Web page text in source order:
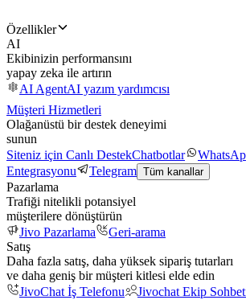
Özellikler
AI
Ekibinizin performansını
yapay zeka ile artırın
AI AgentAI yazım yardımcısı
Müşteri Hizmetleri
Olağanüstü bir destek deneyimi
sunun
Siteniz için Canlı DestekChatbotlar
Entegrasyonu
Telegram Tüm kanallar
Pazarlama
Trafiği nitelikli potansiyel
müşterilere dönüştürün
Jivo Pazarlama
Geri-arama
Satış
Daha fazla satış, daha yüksek sipariş tutarları
ve daha geniş bir müşteri kitlesi elde edin
JivoChat İş Telefonu
Jivochat Ekip